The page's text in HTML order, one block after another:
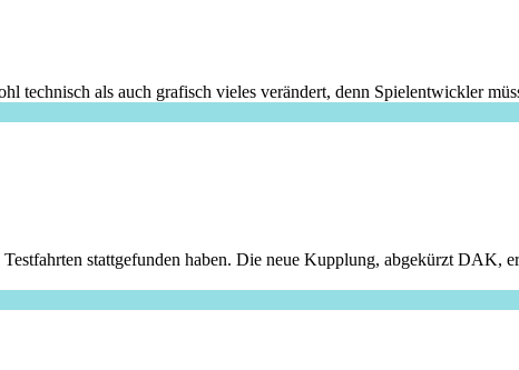
technisch als auch grafisch vieles verändert, denn Spielentwickler
stattgefunden haben. Die neue Kupplung, abgekürzt DAK,